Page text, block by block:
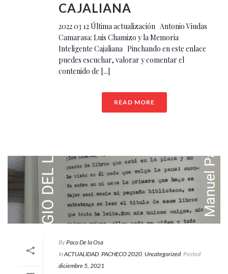
CAJALIANA
2022 03 12 Última actualización Antonio Viudas
Camarasa: Luis Chamizo y la Memoria
Inteligente Cajaliana Pinchando en este enlace
puedes escuchar, valorar y comentar el
contenido de [...]
READ MORE
ByPaco De la Osa
InACTUALIDAD, PACHECO 2020, Uncategorized Posted
diciembre 5, 2021